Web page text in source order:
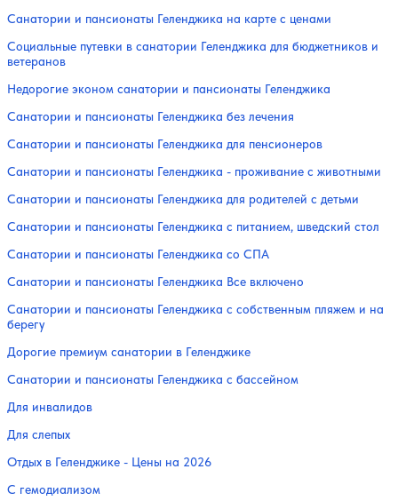
Санатории и пансионаты Геленджика на карте с ценами
Социальные путевки в санатории Геленджика для бюджетников и
ветеранов
Недорогие эконом санатории и пансионаты Геленджика
Санатории и пансионаты Геленджика без лечения
Санатории и пансионаты Геленджика для пенсионеров
Санатории и пансионаты Геленджика - проживание с животными
Санатории и пансионаты Геленджика для родителей с детьми
Санатории и пансионаты Геленджика с питанием, шведский стол
Санатории и пансионаты Геленджика со СПА
Санатории и пансионаты Геленджика Все включено
Санатории и пансионаты Геленджика с собственным пляжем и на
берегу
Дорогие премиум санатории в Геленджике
Санатории и пансионаты Геленджика с бассейном
Для инвалидов
Для слепых
Отдых в Геленджике - Цены на 2026
С гемодиализом